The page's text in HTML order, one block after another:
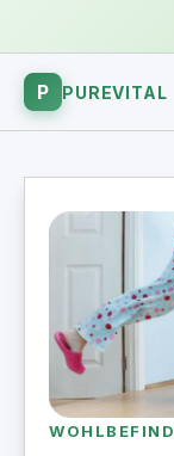
P PUREVITAL